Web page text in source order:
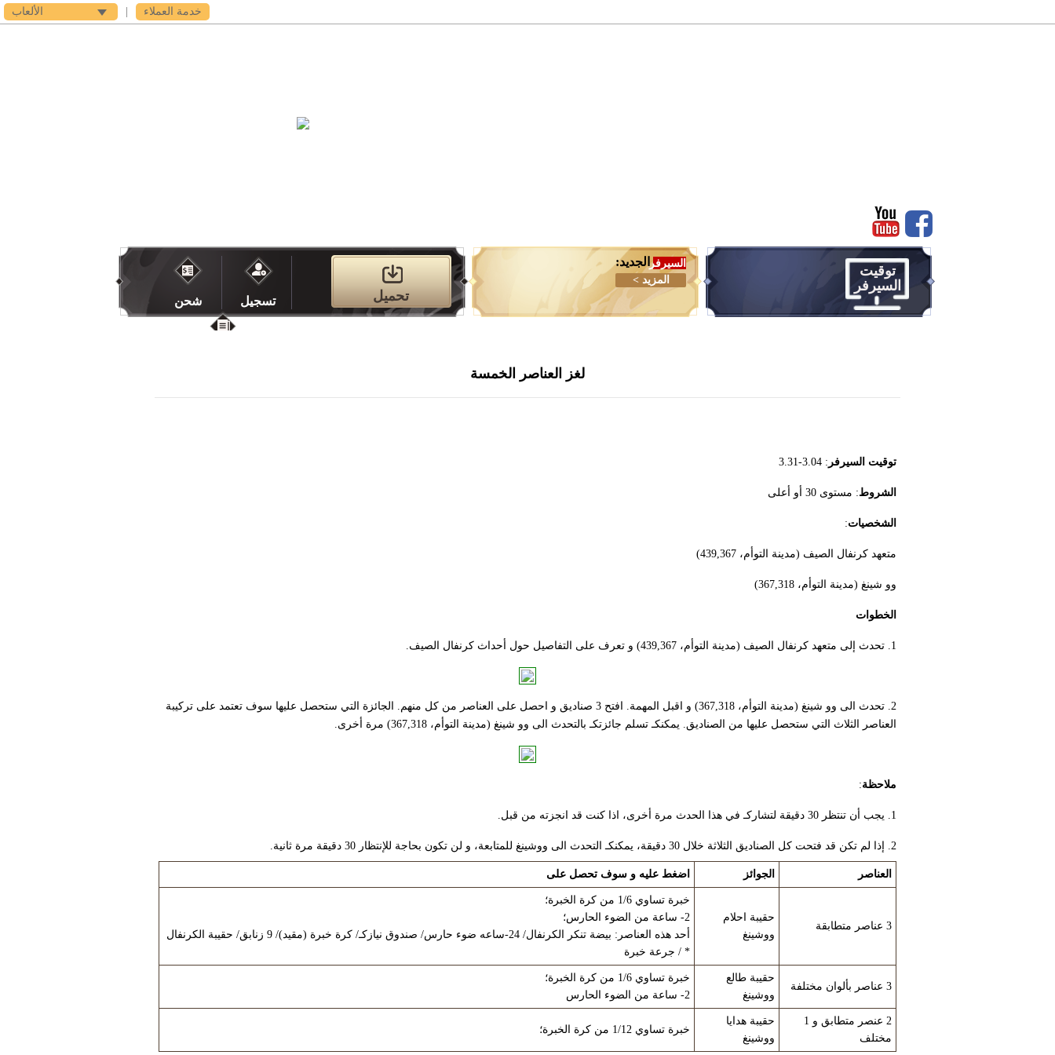
الألعاب خدمة العملاء
توقيت
السيرفر
السيرفرالجديد:
المزيد >
تحميل تسجيل شحن
لغز العناصر الخمسة
توقيت السيرفر : 3.04-3.31
الشروط: مستوى 30 أو أعلى
الشخصيات:
متعهد كرنفال الصيف (مدينة التوأم، 439,367)
وو شينغ (مدينة التوأم، 367,318)
الخطوات
1. تحدث إلى متعهد كرنفال الصيف (مدينة التوأم، 439,367) و تعرف على التفاصيل حول أحداث كرنفال الصيف.
2. تحدث الى وو شينغ (مدينة التوأم، 367,318) و اقبل المهمة. افتح 3 صناديق و احصل على العناصر من كل منهم. الجائزة التي ستحصل عليها سوف تعتمد على تركيبة
العناصر الثلاث التي ستحصل عليها من الصناديق. يمكنكـ تسلم جائزتكـ بالتحدث الى وو شينغ (مدينة التوأم، 367,318) مرة أخرى.
ملاحظة:
1. يجب أن تنتظر 30 دقيقة لتشاركـ في هذا الحدث مرة أخرى، اذا كنت قد انجزته من قبل.
2. إذا لم تكن قد فتحت كل الصناديق الثلاثة خلال 30 دقيقة، يمكنكـ التحدث الى ووشينغ للمتابعة، و لن تكون بحاجة للإنتظار 30 دقيقة مرة ثانية.
العناصر الجوائز اضغط عليه و سوف تحصل على
3 عناصر متطابقة
حقيبة احلام
ووشينغ
خبرة تساوي 1/6 من كرة الخبرة؛
2- ساعة من الضوء الحارس؛
أحد هذه العناصر: بيضة تنكر الكرنفال/ 24-ساعه ضوء حارس/ صندوق نيازكـ/ كرة خبرة (مقيد)/ 9 زنابق/ حقيبة الكرنفال
* / جرعة خبرة
3 عناصر بألوان مختلفة
حقيبة طالع
ووشينغ
خبرة تساوي 1/6 من كرة الخبرة؛
2- ساعة من الضوء الحارس
2 عنصر متطابق و 1
مختلف
حقيبة هدايا
ووشينغ
خبرة تساوي 1/12 من كرة الخبرة؛